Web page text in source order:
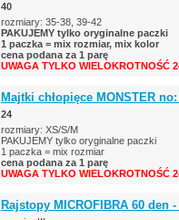
40
rozmiary: 35-38, 39-42
PAKUJEMY tylko oryginalne paczki
1 paczka = mix rozmiar, mix kolor
cena podana za 1 parę
UWAGA TYLKO WIELOKROTNOŚĆ
Majtki chłopięce MONSTER
24
rozmiary: XS/S/M
PAKUJEMY tylko oryginalne paczki
1 paczka = mix rozmiar
cena podana za 1 parę
UWAGA TYLKO WIELOKROTNOŚĆ
Rajstopy MICROFIBRA 60 den